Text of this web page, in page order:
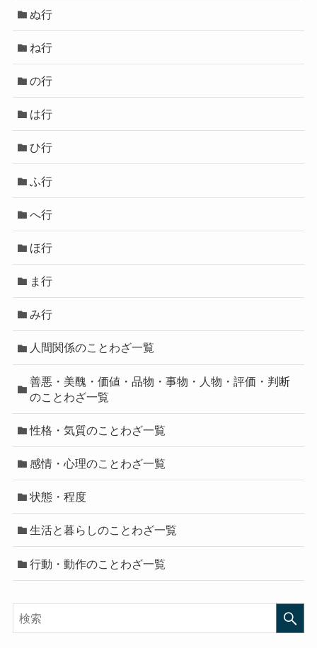
ぬ行
ね行
の行
は行
ひ行
ふ行
へ行
ほ行
ま行
み行
人間関係のことわざ一覧
善悪・美醜・価値・品物・事物・人物・評価・判断
のことわざ一覧
性格・気質のことわざ一覧
感情・心理のことわざ一覧
状態・程度
生活と暮らしのことわざ一覧
行動・動作のことわざ一覧